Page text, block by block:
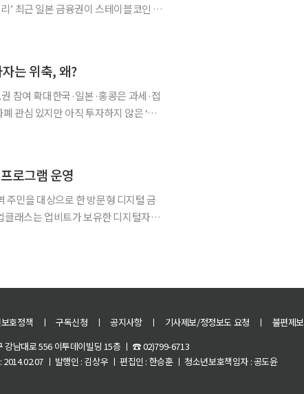
발
는 위축, 왜?
참여 확대한국·일본·홍콩은 과세·접
관심 있지만 아직 투자하지 않은 ‘크
로그램 운영
주민을 대상으로 한 방문형 디지털 금
호정책 ㅣ 구독신청 ㅣ 공지사항 ㅣ 기사제보/정정보도 요청 ㅣ 불편제보
강남대로 556 이투데이빌딩 15층 ㅣ ☎ 02)799-6713
ㅣ 발행인 : 김상우 ㅣ 편집인 : 한승훈 ㅣ 청소년보호책임자 : 공도윤